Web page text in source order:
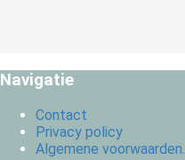
Navigatie
Contact
Privacy policy
Algemene voorwaarden.